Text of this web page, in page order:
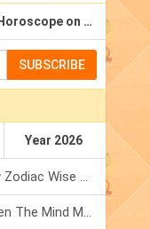
Daily Horoscope on Email
SUBSCRIBE
Year 2026
Total Solar Eclipse 2026: Know Zodiac Wise Prediction
Mercury Transit In Cancer: When The Mind Meets The Heart!